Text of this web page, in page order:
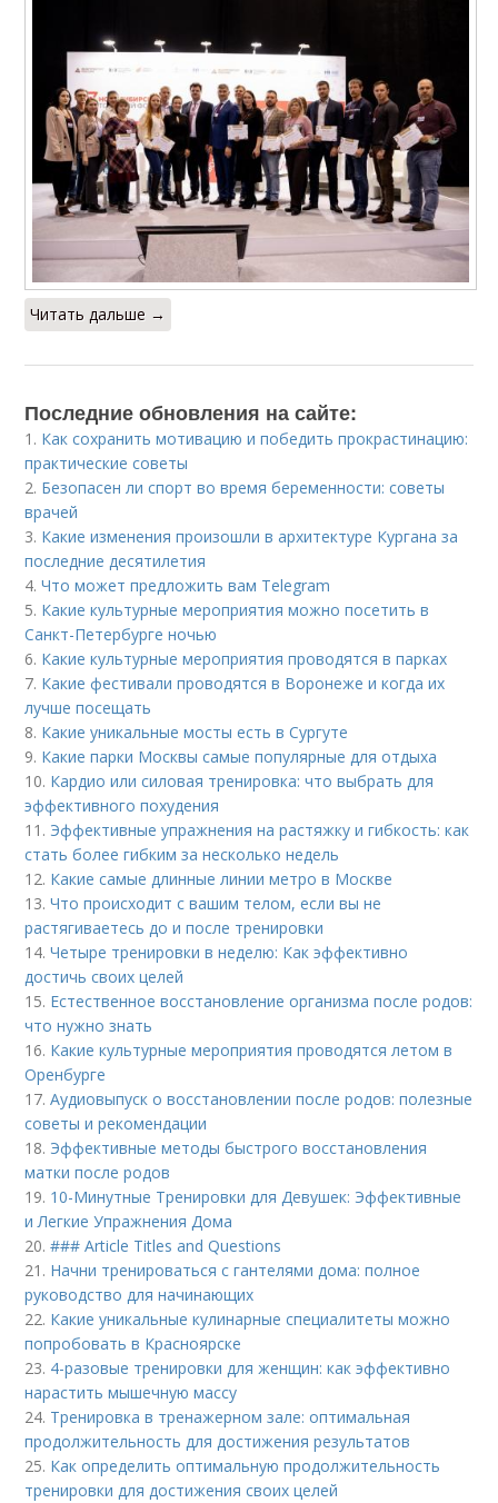
Читать дальше →
Последние обновления на сайте:
1. Как сохранить мотивацию и победить прокрастинацию:
практические советы
2. Безопасен ли спорт во время беременности: советы
врачей
3. Какие изменения произошли в архитектуре Кургана за
последние десятилетия
4.Что может предложить вам Telegram
5. Какие культурные мероприятия можно посетить в
Санкт-Петербурге ночью
6. Какие культурные мероприятия проводятся в парках
7. Какие фестивали проводятся в Воронеже и когда их
лучше посещать
8. Какие уникальные мосты есть в Сургуте
9. Какие парки Москвы самые популярные для отдыха
10. Кардио или силовая тренировка: что выбрать для
эффективного похудения
11. Эффективные упражнения на растяжку и гибкость: как
стать более гибким за несколько недель
12. Какие самые длинные линии метро в Москве
13.Что происходит с вашим телом, если вы не
растягиваетесь до и после тренировки
14.Четыре тренировки в неделю: Как эффективно
достичь своих целей
15. Естественное восстановление организма после родов:
что нужно знать
16. Какие культурные мероприятия проводятся летом в
Оренбурге
17.Аудиовыпуск о восстановлении после родов: полезные
советы и рекомендации
18. Эффективные методы быстрого восстановления
матки после родов
19. 10-Минутные Тренировки для Девушек: Эффективные
и Легкие Упражнения Дома
20.### Article Titles and Questions
21. Начни тренироваться с гантелями дома: полное
руководство для начинающих
22. Какие уникальные кулинарные специалитеты можно
попробовать в Красноярске
23. 4-разовые тренировки для женщин: как эффективно
нарастить мышечную массу
24. Тренировка в тренажерном зале: оптимальная
продолжительность для достижения результатов
25. Как определить оптимальную продолжительность
тренировки для достижения своих целей